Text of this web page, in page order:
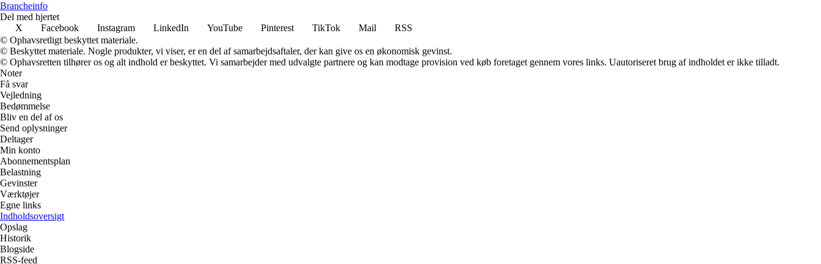
Brancheinfo
Del med hjertet
X
Facebook Instagram LinkedIn YouTube Pinterest TikTok Mail
RSS
© Ophavsretligt beskyttet materiale.
© Beskyttet materiale. Nogle produkter, vi viser, er en del af samarbejdsaftaler, der kan give os en økonomisk gevinst.
© Ophavsretten tilhører os og alt indhold er beskyttet. Vi samarbejder med udvalgte partnere og kan modtage provision ved køb foretaget gennem vores links. Uautoriseret brug af indholdet er ikke tilladt.
Noter
Få svar
Vejledning
Bedømmelse
Bliv en del af os
Send oplysninger
Deltager
Min konto
Abonnementsplan
Belastning
Gevinster
Værktøjer
Egne links
Indholdsoversigt
Opslag
Historik
Blogside
RSS-feed